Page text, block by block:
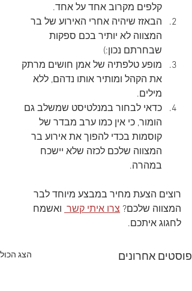
קלפים מקרוב אחד על אחד.
הבאזז שיהיה אחרי האירוע של בר
המצווה לא יותיר בכם ספקות
שבחרתם נכון:)
מופע טלפתיה של אמן חושים מרתק
את הקהל ומותיר אותו נדהם, ללא
מילים.
כדאי לבחור במנלטיסט שמשלב גם
הומור, כי אין כמו ערב מבדר של
קוסמות בכדי להפוך את אירוע בר
המצווה שלכם לכזה שלא יישכח
במהרה.
רוצים הצעת מחיר במבצע מיוחד לבר
המצווה שלכם? צרו איתי קשר ואשמח
לחגוג איתכם.
פוסטים אחרונים הצג הכול